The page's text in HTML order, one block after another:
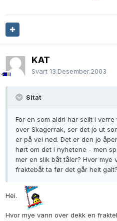
KAT
Svart 13.Desember.2003
Sitat
For en som aldri har seilt i
over Skagerrak, ser det jo ut
er på vei ned. Det er den jo
hørt om det i nyhetene - men
mer en slik båt tåler? Hvor mye
fraktebåt ta før det går helt
Hei.
Hvor mye vann over dekk en